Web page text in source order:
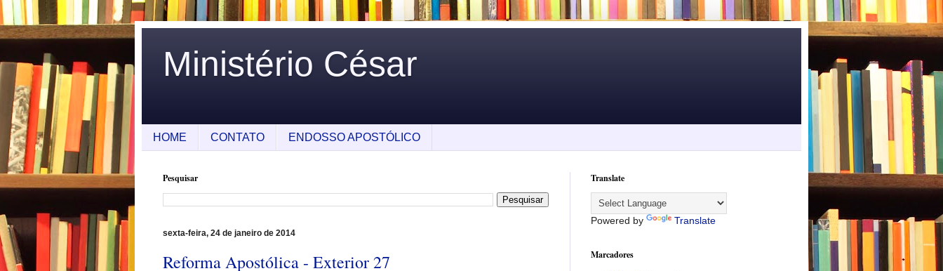
Ministério César
HOME CONTATO ENDOSSO APOSTÓLICO
Pesquisar
sexta-feira, 24 de janeiro de 2014
Reforma Apostólica - Exterior 27
Translate
Powered by Translate
Marcadores